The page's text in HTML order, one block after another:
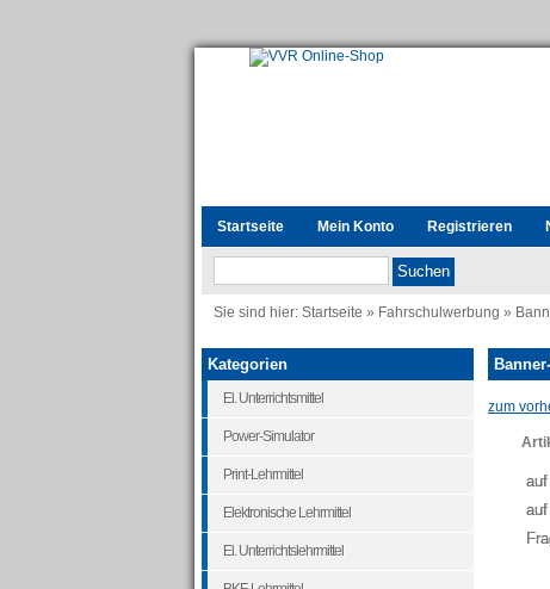
Startseite Mein Konto Registrieren
Sie sind hier: Startseite » Fahrschulwerbung »
zum
Kategorien
El. Unterrichtsmittel
Power-Simulator
Print-Lehrmittel
Elektronische Lehrmittel
El. Unterrichtslehrmittel